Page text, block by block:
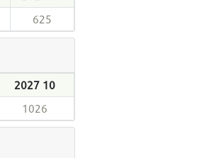
625
2027 10
1026